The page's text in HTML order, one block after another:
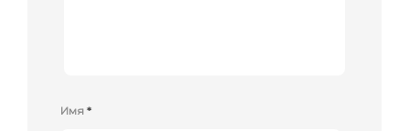
Имя *